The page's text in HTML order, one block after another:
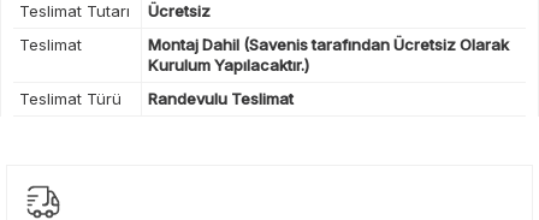
Teslimat Tutarı
Ücretsiz
Teslimat
Montaj Dahil (Savenis tarafından Ücretsiz Olarak
Kurulum Yapılacaktır.)
Teslimat Türü
Randevulu Teslimat